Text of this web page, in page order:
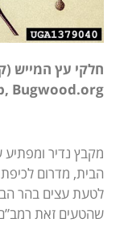
חלקי עץ המייש
Bugwood.org
מקבץ נדיר
הבית, מדרום
לטעת עצים בהר
שהטעים זאת